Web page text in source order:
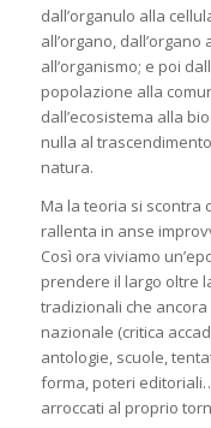
dall’organulo alla
all’organo, dall’organo
all’organismo; e poi
popolazione alla
dall’ecosistema alla
nulla al
natura.
Ma la teoria si scontra
rallenta in anse
Così ora viviamo
prendere il largo oltre
tradizionali che
nazionale (critica
antologie, scuole,
forma, poteri
arroccati al proprio